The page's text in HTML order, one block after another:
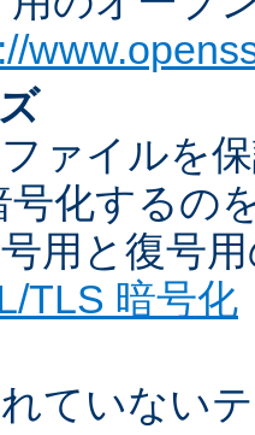
ァイルを
号化するの
用と復号
TLS 暗号化
ていない